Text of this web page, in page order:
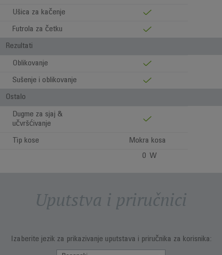
Ušica za kačenje
Futrola za četku
Rezultati
Oblikovanje
Sušenje i oblikovanje
Ostalo
Dugme za sjaj &
učvršćivanje
Tip kose
Mokra kosa
0 W
Uputstva i priručnici
Izaberite jezik za prikazivanje uputstava i priručnika za korisnika: